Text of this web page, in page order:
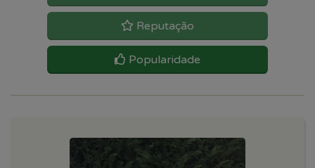
Reputação
Popularidade